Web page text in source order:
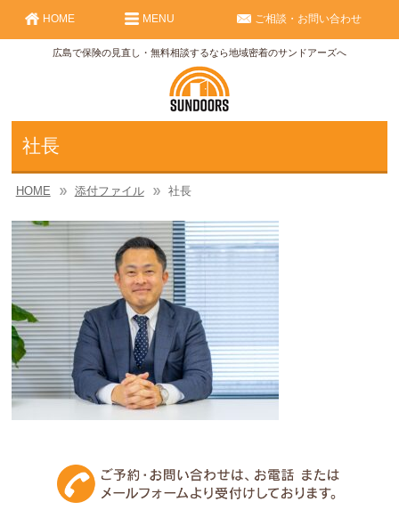
広島で保険の見直し・無料相談するなら地域密着のサンドアーズへ
HOME ご相談・お問い合わせ
MENU
社長
HOME 添付ファイル 社長